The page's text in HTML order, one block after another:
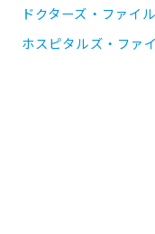
ドクターズ・ファイ
ホスピタルズ・ファ